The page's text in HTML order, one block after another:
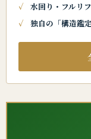
水回り・フルリ
独自の「構造鑑